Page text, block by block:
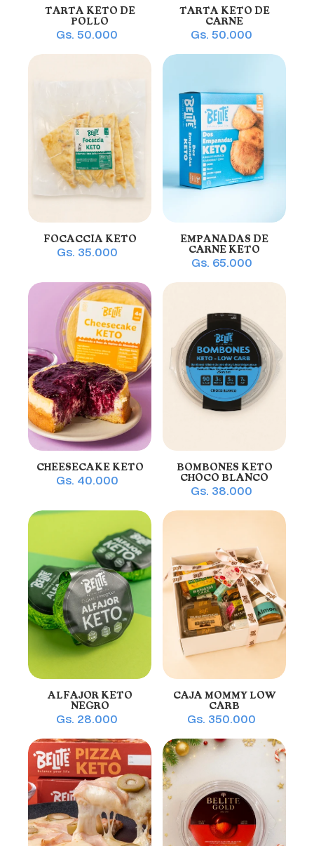
TARTA KETO DE
POLLO
Gs. 50.000
TARTA KETO DE
CARNE
Gs. 50.000
FOCACCIA KETO
Gs. 35.000
EMPANADAS DE
CARNE KETO
Gs. 65.000
CHEESECAKE KETO
Gs. 40.000
BOMBONES KETO
CHOCO BLANCO
Gs. 38.000
ALFAJOR KETO
NEGRO
Gs. 28.000
CAJA MOMMY LOW
CARB
Gs. 350.000